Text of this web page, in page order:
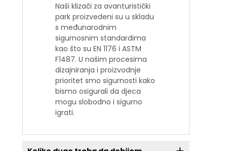
Naši klizači za avanturistički
park proizvedeni su u skladu
s međunarodnim
sigurnosnim standardima
kao što su EN 1176 i ASTM
F1487. U našim procesima
dizajniranja i proizvodnje
prioritet smo sigurnosti kako
bismo osigurali da djeca
mogu slobodno i sigurno
igrati.